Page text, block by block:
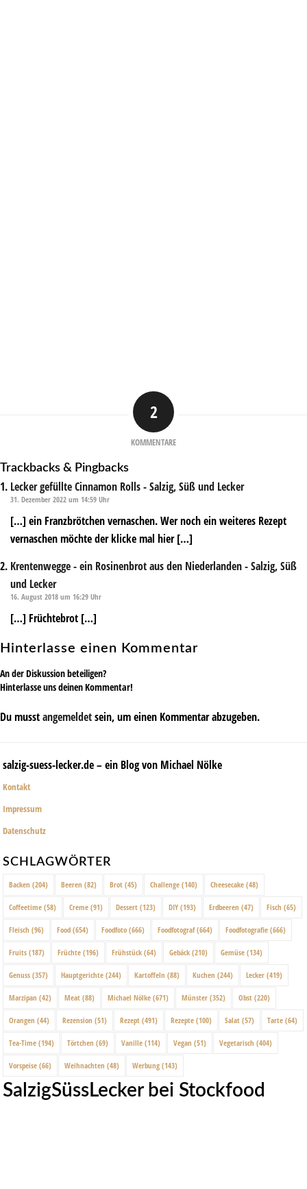
2
KOMMENTARE
Trackbacks & Pingbacks
Lecker gefüllte Cinnamon Rolls - Salzig, Süß und Lecker
31. Dezember 2022 um 14:59 Uhr
[…] ein Franzbrötchen vernaschen. Wer noch ein weiteres Rezept
vernaschen möchte der klicke mal hier […]
Krentenwegge - ein Rosinenbrot aus den Niederlanden - Salzig, Süß
und Lecker
16. August 2018 um 16:29 Uhr
[…] Früchtebrot […]
Hinterlasse einen Kommentar
An der Diskussion beteiligen?
Hinterlasse uns deinen Kommentar!
Du musstangemeldetsein, um einen Kommentar abzugeben.
salzig-suess-lecker.de – ein Blog von Michael Nölke
Kontakt
Impressum
Datenschutz
SCHLAGWÖRTER
Backen (204) Beeren (82) Brot (45) Challenge (140) Cheesecake (48)
Coffeetime (58) Creme (91) Dessert (123) DIY (193) Erdbeeren (47) Fisch (65)
Fleisch (96) Food (654) Foodfoto (666) Foodfotograf(664) Foodfotografie (666)
Fruits (187) Früchte (196) Frühstück (64) Gebäck (210) Gemüse (134)
Genuss (357) Hauptgerichte (244) Kartoffeln (88) Kuchen (244) Lecker (419)
Marzipan (42) Meat (88) Michael Nölke (671) Münster (352) Obst (220)
Orangen (44) Rezension (51) Rezept (491) Rezepte (100) Salat (57) Tarte (64)
Tea-Time (194) Törtchen (69) Vanille (114) Vegan (51) Vegetarisch (404)
Vorspeise (66) Weihnachten (48) Werbung (143)
SalzigSüssLecker bei Stockfood